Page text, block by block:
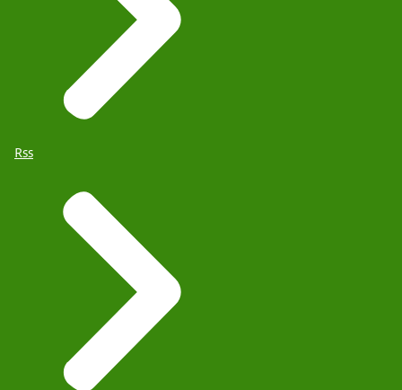
Rss